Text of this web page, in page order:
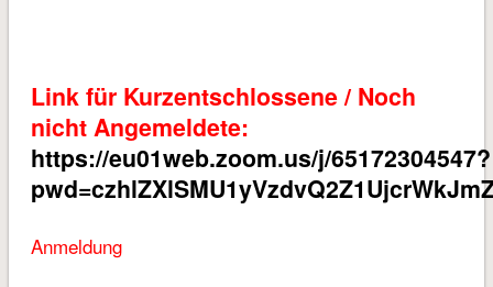
Link für Kurzentschlossene / Noch
nicht Angemeldete:
https://eu01web.zoom.us/j/65172304547?
Anmeldung